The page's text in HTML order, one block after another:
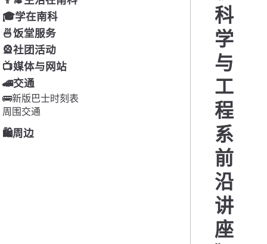
🎓学在南科
🍜饭堂服务
🎡社团活动
📺媒体与网站
🚄交通
🚌新版巴士时刻表
周围交通
🛍周边
科
学
与
工
程
系
前
沿
讲
座